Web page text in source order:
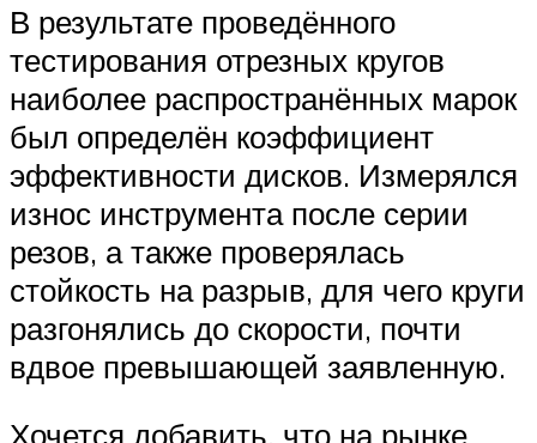
В результате проведённого
тестирования отрезных кругов
наиболее распространённых марок
был определён коэффициент
эффективности дисков. Измерялся
износ инструмента после серии
резов, а также проверялась
стойкость на разрыв, для чего круги
разгонялись до скорости, почти
вдвое превышающей заявленную.
Хочется добавить, что на рынке